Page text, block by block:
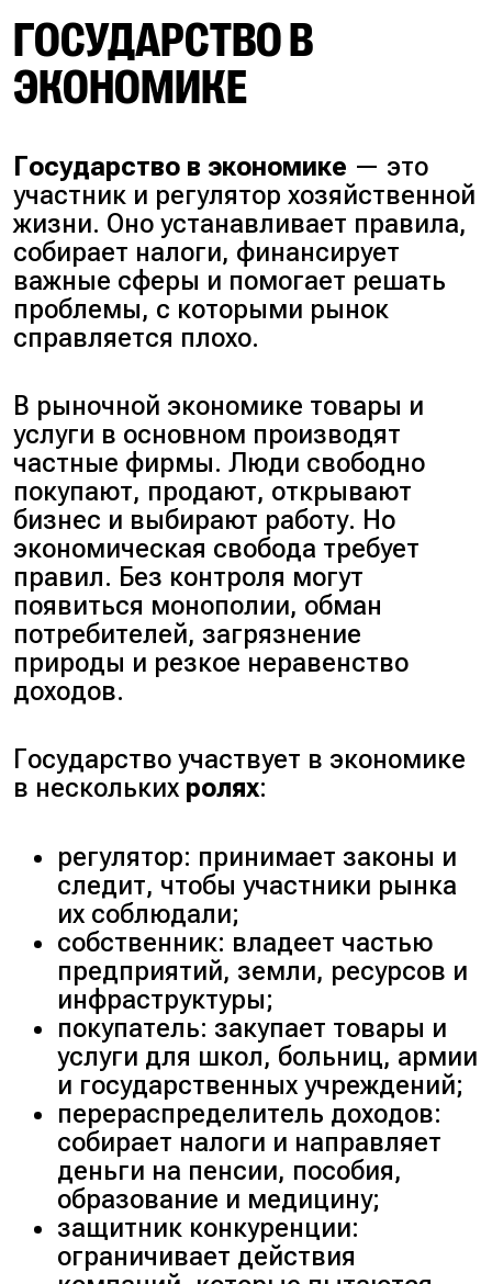
ГОСУДАРСТВО В
ЭКОНОМИКЕ
Государство в экономике — это
участник и регулятор хозяйственной
жизни. Оно устанавливает правила,
собирает налоги, финансирует
важные сферы и помогает решать
проблемы, с которыми рынок
справляется плохо.
В рыночной экономике товары и
услуги в основном производят
частные фирмы. Люди свободно
покупают, продают, открывают
бизнес и выбирают работу. Но
экономическая свобода требует
правил. Без контроля могут
появиться монополии, обман
потребителей, загрязнение
природы и резкое неравенство
доходов.
Государство участвует в экономике
в нескольких ролях:
регулятор: принимает законы и
следит, чтобы участники рынка
их соблюдали;
собственник: владеет частью
предприятий, земли, ресурсов и
инфраструктуры;
покупатель: закупает товары и
услуги для школ, больниц, армии
и государственных учреждений;
перераспределитель доходов:
собирает налоги и направляет
деньги на пенсии, пособия,
образование и медицину;
защитник конкуренции:
ограничивает действия